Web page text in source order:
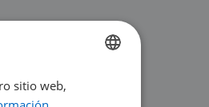
ENGLISH
sitio web,